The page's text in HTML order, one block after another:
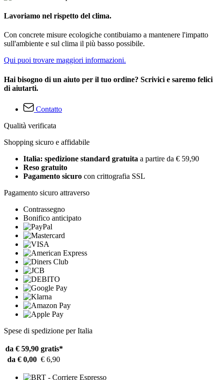
Lavoriamo nel rispetto del clima.
Con concrete misure ecologiche contibuiamo a mantenere l'impatto
sull'ambiente e sul clima il più basso possibile.
Qui puoi trovare maggiori informazioni.
Hai bisogno di un aiuto per il tuo ordine? Scrivici e saremo felici
di aiutarti.
Contatto
Qualità verificata
Shopping sicuro e affidabile
Italia: spedizione standard gratuita a partire da € 59,90
Reso gratuito
Pagamento sicuro con crittografia SSL
Pagamento sicuro attraverso
Contrassegno
Bonifico anticipato
Spese di spedizione per Italia
da € 59,90 gratis*
da € 0,00 € 6,90